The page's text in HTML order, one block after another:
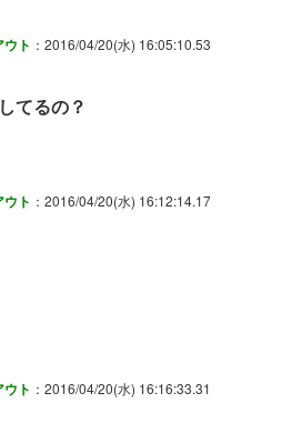
ト ：2016/04/20(水) 16:05:10.53
てるの？
ト ：2016/04/20(水) 16:12:14.17
ト ：2016/04/20(水) 16:16:33.31